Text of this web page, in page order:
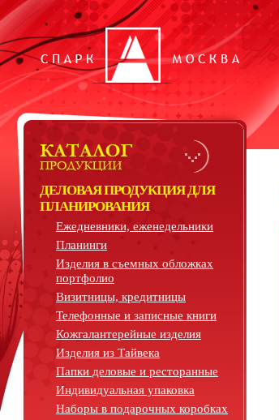
ДЕЛОВАЯ ПРОДУКЦИЯ ДЛЯ
ПЛАНИРОВАНИЯ
Ежедневники, еженедельники
Планинги
Изделия в съемных обложках
портфолио
Визитницы, кредитницы
Телефонные и записные книги
Кожгалантерейные изделия
Изделия из Тайвека
Папки деловые и ресторанные
Индивидуальная упаковка
Наборы в подарочных коробках